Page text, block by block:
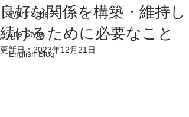
Work Style
Life Style
English Blog
良好な関係を構築・維持し
続けるために必要なこと
更新日：2023年12月21日